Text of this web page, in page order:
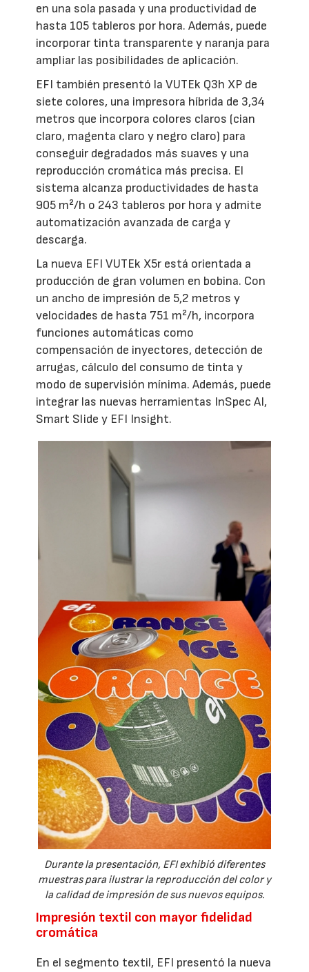
en una sola pasada y una productividad de
hasta 105 tableros por hora. Además, puede
incorporar tinta transparente y naranja para
ampliar las posibilidades de aplicación.
EFI también presentó la VUTEk Q3h XP de
siete colores, una impresora híbrida de 3,34
metros que incorpora colores claros (cian
claro, magenta claro y negro claro) para
conseguir degradados más suaves y una
reproducción cromática más precisa. El
sistema alcanza productividades de hasta
905 m²/h o 243 tableros por hora y admite
automatización avanzada de carga y
descarga.
La nueva EFI VUTEk X5r está orientada a
producción de gran volumen en bobina. Con
un ancho de impresión de 5,2 metros y
velocidades de hasta 751 m²/h, incorpora
funciones automáticas como
compensación de inyectores, detección de
arrugas, cálculo del consumo de tinta y
modo de supervisión mínima. Además, puede
integrar las nuevas herramientas InSpec AI,
Smart Slide y EFI Insight.
Durante la presentación, EFI exhibió diferentes
muestras para ilustrar la reproducción del color y
la calidad de impresión de sus nuevos equipos.
Impresión textil con mayor fidelidad
cromática
En el segmento textil, EFI presentó la nueva